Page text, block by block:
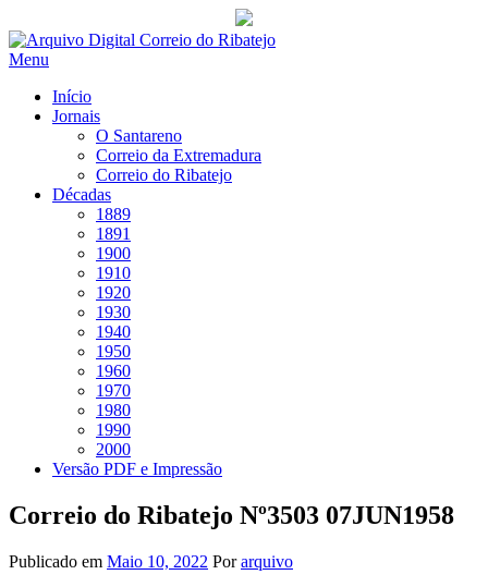
Saltar
para
Menu
Início
Jornais
O Santareno
Correio da Extremadura
Correio do Ribatejo
Décadas
1889
1891
1900
1910
1920
1930
1940
1950
1960
1970
1980
1990
2000
Versão PDF e Impressão
Correio do Ribatejo Nº3503 07JUN1958
Publicado em Maio 10, 2022 Porarquivo